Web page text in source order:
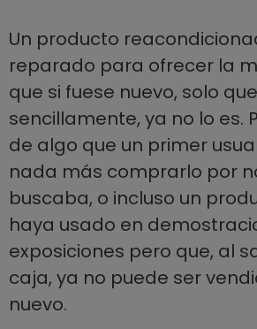
Un producto
reparado para ofrecer la
que si fuese nuevo, solo que
sencillamente, ya no lo es.
de algo que un primer
nada más comprarlo por
buscaba, o incluso un
haya usado en
exposiciones pero que, al
caja, ya no puede ser
nuevo.